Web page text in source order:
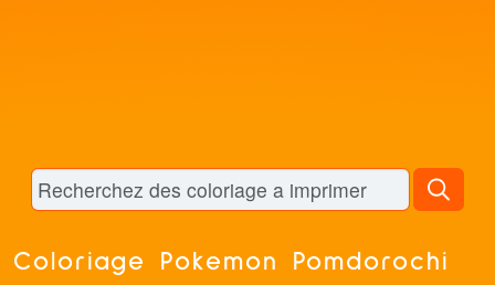
Coloriage Pokemon Pomdorochi